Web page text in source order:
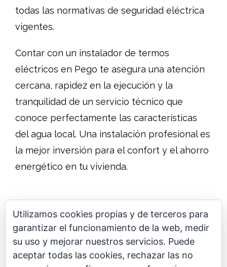
todas las normativas de seguridad eléctrica
vigentes.
Contar con un instalador de termos
eléctricos en Pego te asegura una atención
cercana, rapidez en la ejecución y la
tranquilidad de un servicio técnico que
conoce perfectamente las características
del agua local. Una instalación profesional es
la mejor inversión para el confort y el ahorro
energético en tu vivienda.
Utilizamos cookies propias y de terceros para
garantizar el funcionamiento de la web, medir
su uso y mejorar nuestros servicios. Puede
aceptar todas las cookies, rechazar las no